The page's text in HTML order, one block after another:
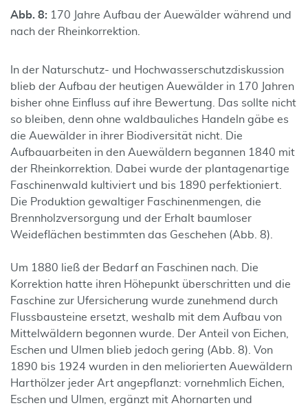
Abb. 8: 170 Jahre Aufbau der Auewälder während und
nach der Rheinkorrektion.
In der Naturschutz- und Hochwasserschutzdiskussion
blieb der Aufbau der heutigen Auewälder in 170 Jahren
bisher ohne Einfluss auf ihre Bewertung. Das sollte nicht
so bleiben, denn ohne waldbauliches Handeln gäbe es
die Auewälder in ihrer Biodiversität nicht. Die
Aufbauarbeiten in den Auewäldern begannen 1840 mit
der Rheinkorrektion. Dabei wurde der plantagenartige
Faschinenwald kultiviert und bis 1890 perfektioniert.
Die Produktion gewaltiger Faschinenmengen, die
Brennholzversorgung und der Erhalt baumloser
Weideflächen bestimmten das Geschehen (Abb. 8).
Um 1880 ließ der Bedarf an Faschinen nach. Die
Korrektion hatte ihren Höhepunkt überschritten und die
Faschine zur Ufersicherung wurde zunehmend durch
Flussbausteine ersetzt, weshalb mit dem Aufbau von
Mittelwäldern begonnen wurde. Der Anteil von Eichen,
Eschen und Ulmen blieb jedoch gering (Abb. 8). Von
1890 bis 1924 wurden in den meliorierten Auewäldern
Harthölzer jeder Art angepflanzt: vornehmlich Eichen,
Eschen und Ulmen, ergänzt mit Ahornarten und